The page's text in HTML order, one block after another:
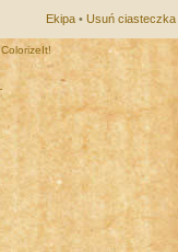
Ekipa • Usuń ciasteczka
ColorizeIt!